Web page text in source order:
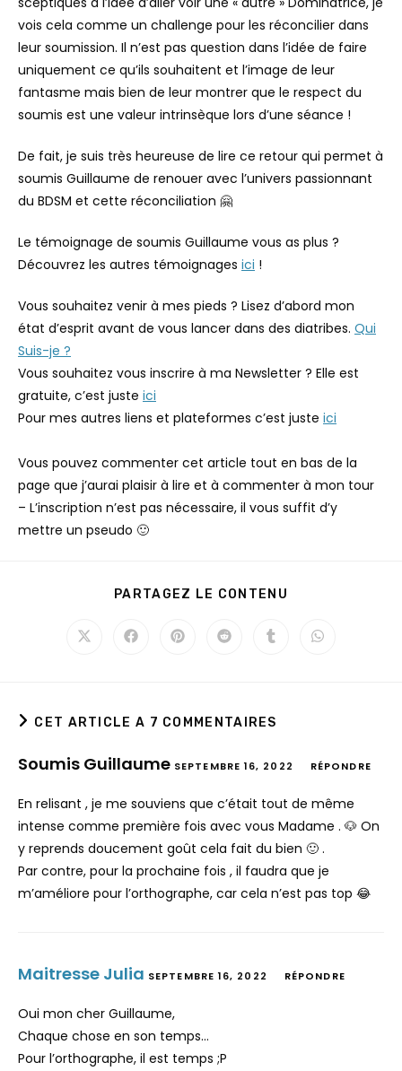
vois cela comme un challenge pour les réconcilier dans
leur soumission. Il n’est pas question dans l’idée de faire
uniquement ce qu’ils souhaitent et l’image de leur
fantasme mais bien de leur montrer que le respect du
soumis est une valeur intrinsèque lors d’une séance !
De fait, je suis très heureuse de lire ce retour qui permet à
soumis Guillaume de renouer avec l’univers passionnant
du BDSM et cette réconciliation 🤗
Le témoignage de soumis Guillaume vous as plus ?
Découvrez les autres témoignages ici !
Vous souhaitez venir à mes pieds ? Lisez d’abord mon
état d’esprit avant de vous lancer dans des diatribes. Qui
Suis-je ?
Vous souhaitez vous inscrire à ma Newsletter ? Elle est
gratuite, c’est juste ici
Pour mes autres liens et plateformes c’est juste ici
Vous pouvez commenter cet article tout en bas de la
page que j’aurai plaisir à lire et à commenter à mon tour
– L’inscription n’est pas nécessaire, il vous suffit d’y
mettre un pseudo 🙂
PARTAGEZ LE CONTENU
Ouvrir Ouvrir Ouvrir Ouvrir Ouvrir Ouvrir
CET ARTICLE A 7 COMMENTAIRES
Soumis Guillaume SEPTEMBRE 16, 2022 RÉPONDRE
En relisant , je me souviens que c’était tout de même
intense comme première fois avec vous Madame . 🐶 On
y reprends doucement goût cela fait du bien 🙂 .
Par contre, pour la prochaine fois , il faudra que je
m’améliore pour l’orthographe, car cela n’est pas top 😂
Maitresse Julia SEPTEMBRE 16, 2022 RÉPONDRE
Oui mon cher Guillaume,
Chaque chose en son temps…
Pour l’orthographe, il est temps ;P